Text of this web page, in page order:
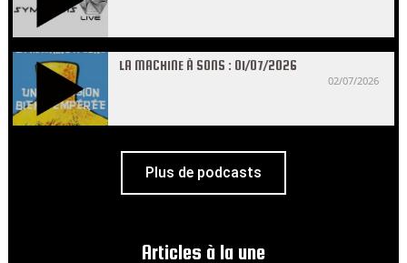
LA MACHINE À SONS : 01/07/2026
02/07/2026
Plus de podcasts
Articles à la une